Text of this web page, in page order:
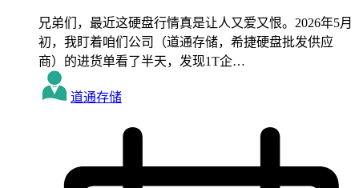
兄弟们，最近这硬盘行情真是让人又爱又恨。2026年5月
初，我盯着咱们公司（道通存储，希捷硬盘批发供应
商）的进货单看了半天，发现1T企…
道通存储